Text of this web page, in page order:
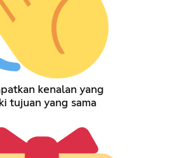
kenalan yang
tujuan yang sama